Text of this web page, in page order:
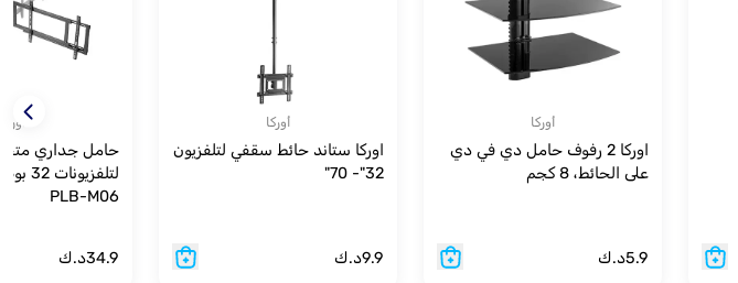
أوركا
اوركا 2 رفوف حامل دي في دي
على الحائط، 8 كجم
5.9د.ك
أوركا
اوركا ستاند حائط سقفي لتلفزيون
32"- 70"
9.9د.ك
أوركا
حامل جداري
PLB-M06
34.9د.ك